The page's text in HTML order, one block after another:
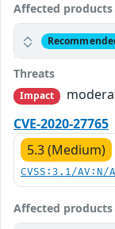
Affected products
Threats
Impact
CVE-2020-27765
5.3 (Medium)
CVSS:3.1/
Affected products